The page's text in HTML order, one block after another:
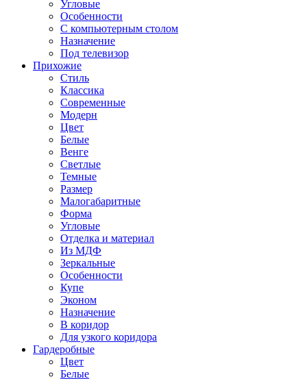
Угловые
Особенности
С компьютерным столом
Назначение
Под телевизор
Прихожие
Стиль
Классика
Современные
Модерн
Цвет
Белые
Венге
Светлые
Темные
Размер
Малогабаритные
Форма
Угловые
Отделка и материал
Из МДФ
Зеркальные
Особенности
Купе
Эконом
Назначение
В коридор
Для узкого коридора
Гардеробные
Цвет
Белые